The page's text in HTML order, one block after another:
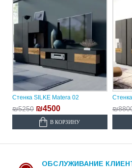
Стенка SILKE Matera 02
₪5250 ₪4500
В КОРЗИНУ
ОБСЛУЖИВАНИЕ